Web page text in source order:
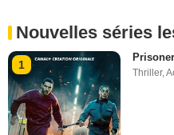
Nouvelles séries
1
Prisoner
Thriller,